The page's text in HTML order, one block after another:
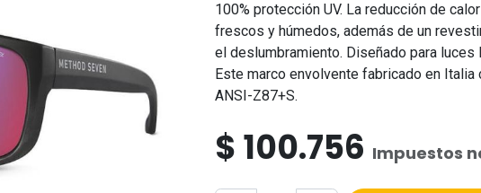
100% protección UV. La reducción de
frescos y húmedos, además de un
el deslumbramiento. Diseñado para
Este marco envolvente fabricado en
ANSI-Z87+S.
$100.756 Impuestos